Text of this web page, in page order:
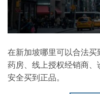
在新加坡哪里可以合法
药房、线上授权经销商
安全买到正品。